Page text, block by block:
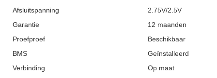
Afsluitspanning
2.75V/2.5V
Garantie
12 maanden
Proefproef
Beschikbaar
BMS
Geïnstalleerd
Verbinding
Op maat